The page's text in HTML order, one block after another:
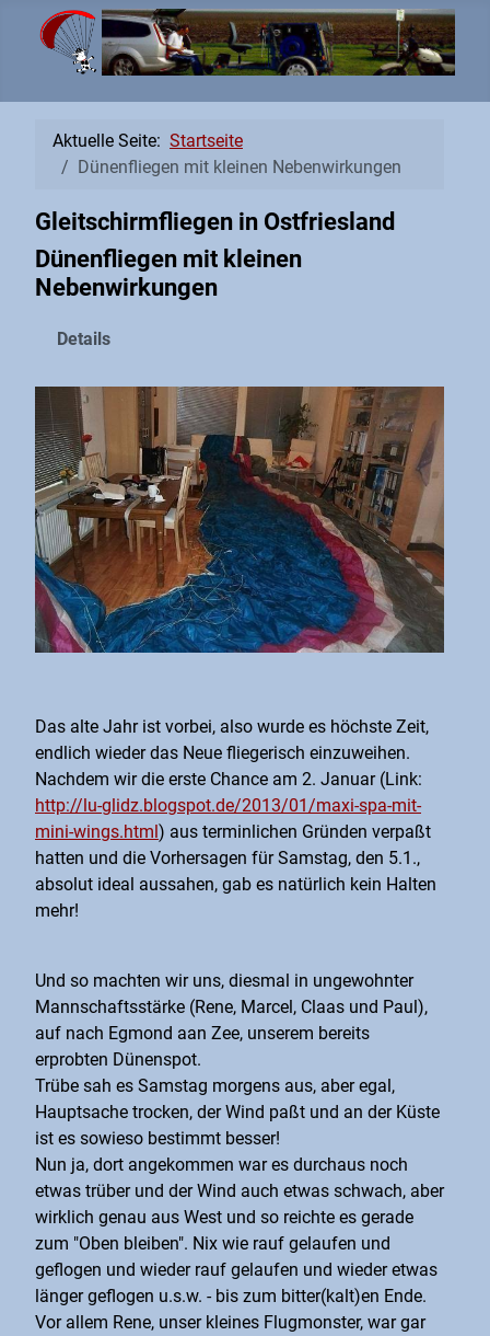
Aktuelle Seite: Startseite
Dünenfliegen mit kleinen Nebenwirkungen
Gleitschirmfliegen in Ostfriesland
Dünenfliegen mit kleinen
Nebenwirkungen
Details
Das alte Jahr ist vorbei, also wurde es höchste Zeit,
endlich wieder das Neue fliegerisch einzuweihen.
Nachdem wir die erste Chance am 2. Januar (Link:
http://lu-glidz.blogspot.de/2013/01/maxi-spa-mit-
mini-wings.html) aus terminlichen Gründen verpaßt
hatten und die Vorhersagen für Samstag, den 5.1.,
absolut ideal aussahen, gab es natürlich kein Halten
mehr!
Und so machten wir uns, diesmal in ungewohnter
Mannschaftsstärke (Rene, Marcel, Claas und Paul),
auf nach Egmond aan Zee, unserem bereits
erprobten Dünenspot.
Trübe sah es Samstag morgens aus, aber egal,
Hauptsache trocken, der Wind paßt und an der Küste
ist es sowieso bestimmt besser!
Nun ja, dort angekommen war es durchaus noch
etwas trüber und der Wind auch etwas schwach, aber
wirklich genau aus West und so reichte es gerade
zum "Oben bleiben". Nix wie rauf gelaufen und
geflogen und wieder rauf gelaufen und wieder etwas
länger geflogen u.s.w. - bis zum bitter(kalt)en Ende.
Vor allem Rene, unser kleines Flugmonster, war gar